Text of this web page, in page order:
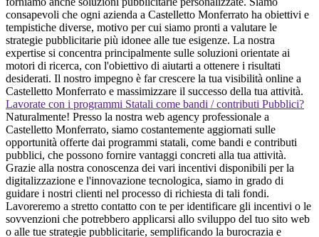
consapevoli che ogni azienda a Castelletto Monferrato ha obiettivi e
tempistiche diverse, motivo per cui siamo pronti a valutare le
strategie pubblicitarie più idonee alle tue esigenze. La nostra
expertise si concentra principalmente sulle soluzioni orientate ai
motori di ricerca, con l'obiettivo di aiutarti a ottenere i risultati
desiderati. Il nostro impegno è far crescere la tua visibilità online a
Castelletto Monferrato e massimizzare il successo della tua attività.
Lavorate con i programmi Statali come bandi / contributi Pubblici?
Naturalmente! Presso la nostra web agency professionale a
Castelletto Monferrato, siamo costantemente aggiornati sulle
opportunità offerte dai programmi statali, come bandi e contributi
pubblici, che possono fornire vantaggi concreti alla tua attività.
Grazie alla nostra conoscenza dei vari incentivi disponibili per la
digitalizzazione e l'innovazione tecnologica, siamo in grado di
guidare i nostri clienti nel processo di richiesta di tali fondi.
Lavoreremo a stretto contatto con te per identificare gli incentivi o le
sovvenzioni che potrebbero applicarsi allo sviluppo del tuo sito web
o alle tue strategie pubblicitarie, semplificando la burocrazia e